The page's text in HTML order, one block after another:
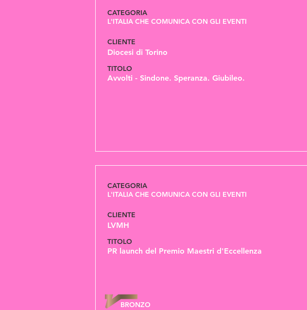
CATEGORIA
L'ITALIA CHE COMUNICA CON GLI EVENTI
CLIENTE
Diocesi di Torino
TITOLO
Avvolti - Sindone. Speranza. Giubileo.
CATEGORIA
L'ITALIA CHE COMUNICA CON GLI EVENTI
CLIENTE
LVMH
TITOLO
PR launch del Premio Maestri d'Eccellenza
BRONZO